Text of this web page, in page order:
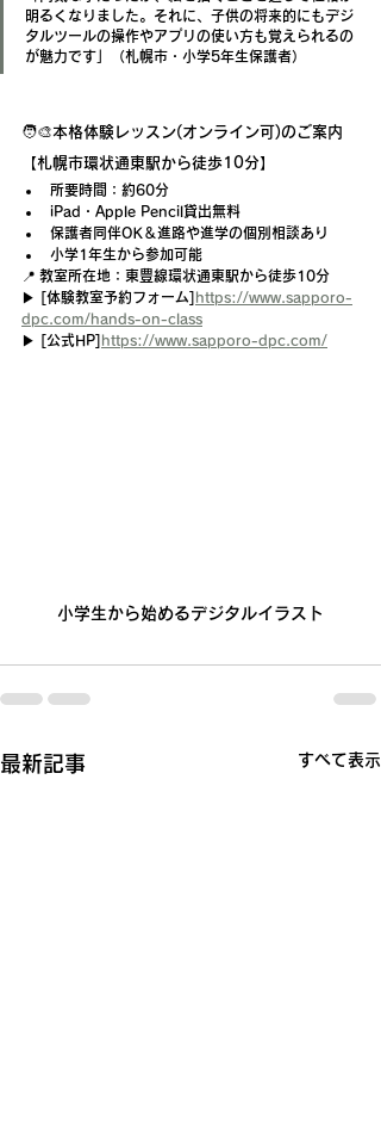
明るくなりました。それに、子供の将来的にもデジ
タルツールの操作やアプリの使い方も覚えられるの
が魅力です」（札幌市・小学5年生保護者）
🧑‍🎨本格体験レッスン(オンライン可)のご案内
【札幌市環状通東駅から徒歩10分】
所要時間：約60分
iPad・Apple Pencil貸出無料
保護者同伴OK＆進路や進学の個別相談あり
小学1年生から参加可能
📍 教室所在地 ：東豊線環状通東駅から徒歩10分
▶ [体験教室予約フォーム] https://www.sapporo-
dpc.com/hands-on-class
▶ [公式HP] https://www.sapporo-dpc.com/
小学生から始めるデジタルイラスト
最新記事 すべて表示